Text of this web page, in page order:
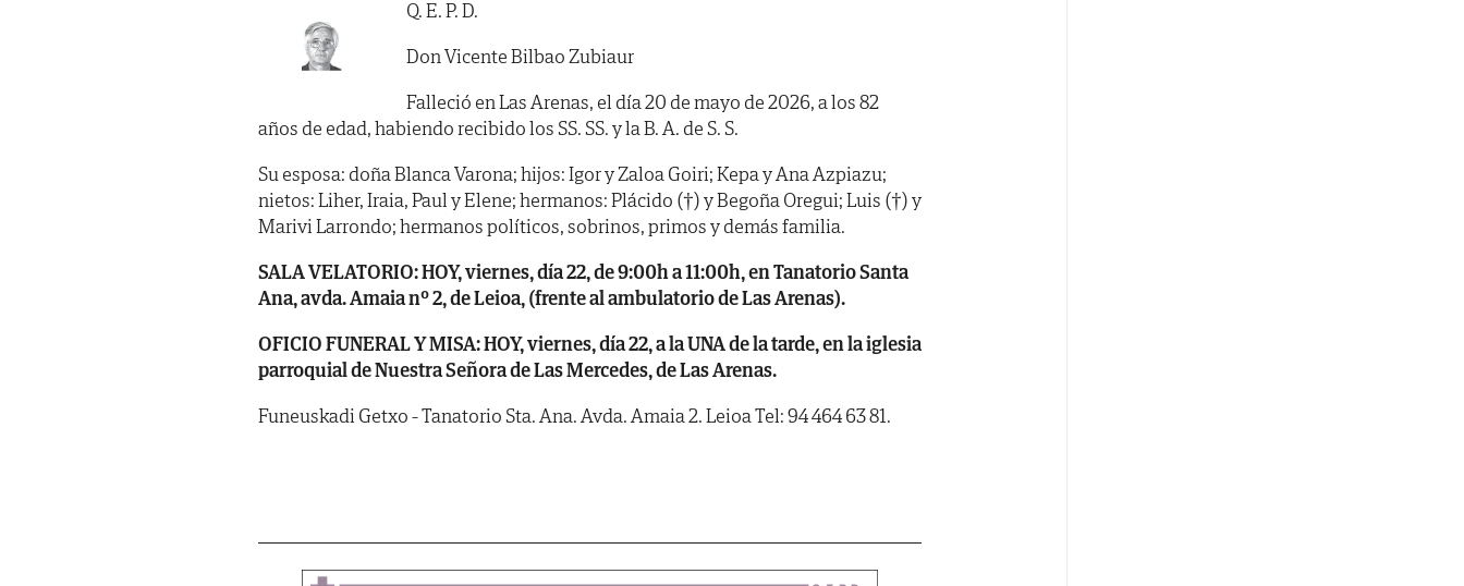
Q. E. P. D.
Don Vicente Bilbao Zubiaur
Falleció en Las Arenas, el día 20 de mayo de 2026, a los 82
años de edad, habiendo recibido los SS. SS. y la B. A. de S. S.
Su esposa: doña Blanca Varona; hijos: Igor y Zaloa Goiri; Kepa y Ana Azpiazu;
nietos: Liher, Iraia, Paul y Elene; hermanos: Plácido (†) y Begoña Oregui; Luis (†) y
Marivi Larrondo; hermanos políticos, sobrinos, primos y demás familia.
SALA VELATORIO: HOY, viernes, día 22, de 9:00h a 11:00h, en Tanatorio Santa
Ana, avda. Amaia nº 2, de Leioa, (frente al ambulatorio de Las Arenas).
OFICIO FUNERAL Y MISA: HOY, viernes, día 22, a la UNA de la tarde, en la iglesia
parroquial de Nuestra Señora de Las Mercedes, de Las Arenas.
Funeuskadi Getxo - Tanatorio Sta. Ana. Avda. Amaia 2. Leioa Tel: 94 464 63 81.